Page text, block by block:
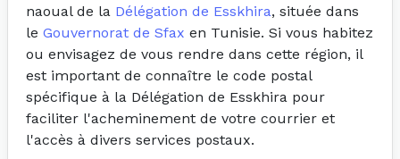
naoual de la Délégation de Esskhira, située dans
le Gouvernorat de Sfax en Tunisie. Si vous habitez
ou envisagez de vous rendre dans cette région, il
est important de connaître le code postal
spécifique à la Délégation de Esskhira pour
faciliter l'acheminement de votre courrier et
l'accès à divers services postaux.